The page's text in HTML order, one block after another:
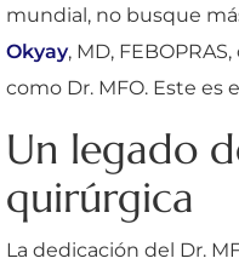
mundial, no busque
Okyay, MD,
como Dr. MFO. Este es
Un legado
quirúrgica
La dedicación del Dr.